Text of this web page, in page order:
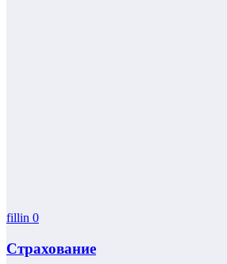
fillin 0
Страхование